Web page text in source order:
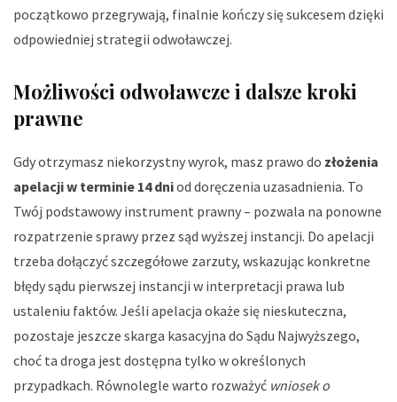
początkowo przegrywają, finalnie kończy się sukcesem dzięki
odpowiedniej strategii odwoławczej.
Możliwości odwoławcze i dalsze kroki
prawne
Gdy otrzymasz niekorzystny wyrok, masz prawo do złożenia
apelacji w terminie 14 dniod doręczenia uzasadnienia. To
Twój podstawowy instrument prawny – pozwala na ponowne
rozpatrzenie sprawy przez sąd wyższej instancji. Do apelacji
trzeba dołączyć szczegółowe zarzuty, wskazując konkretne
błędy sądu pierwszej instancji w interpretacji prawa lub
ustaleniu faktów. Jeśli apelacja okaże się nieskuteczna,
pozostaje jeszcze skarga kasacyjna do Sądu Najwyższego,
choć ta droga jest dostępna tylko w określonych
przypadkach. Równolegle warto rozważyć wniosek o